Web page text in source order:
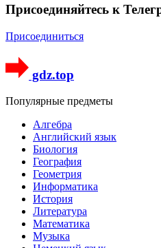
Присоединяйтесь к
Присоединиться
gdz.top
Популярные предметы
Алгебра
Английский язык
Биология
География
Геометрия
Информатика
История
Литература
Математика
Музыка